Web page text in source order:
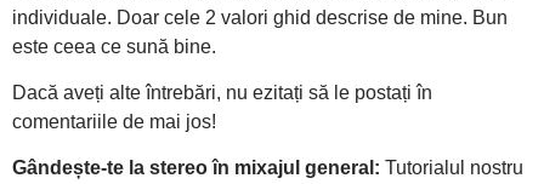
individuale. Doar cele 2 valori ghid descrise de mine. Bun
este ceea ce sună bine.
Dacă aveți alte întrebări, nu ezitați să le postați în
comentariile de mai jos!
Gândește-te la stereo în mixajul general: Tutorialul nostru